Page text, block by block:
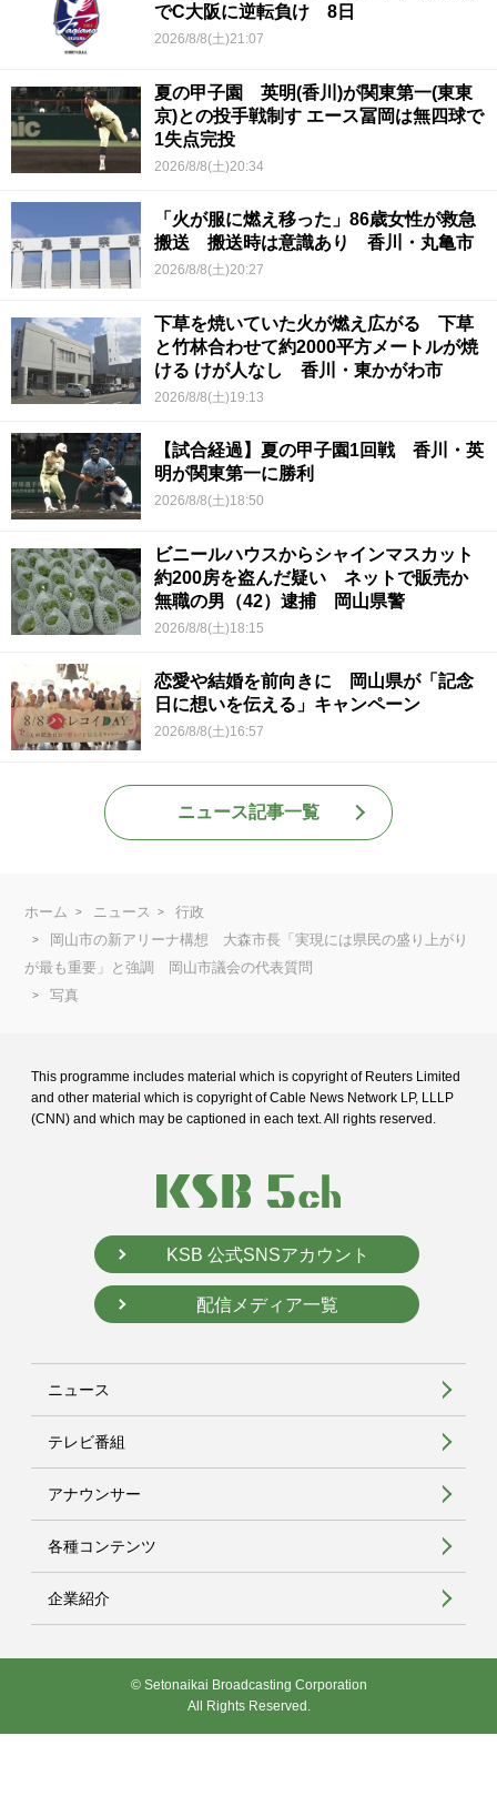
でC大阪に逆転負け 8日
2026/8/8(土)21:07
夏の甲子園 英明(香川)が関東第一(東東
京)との投手戦制す エース冨岡は無四球で
1失点完投
2026/8/8(土)20:34
「火が服に燃え移った」86歳女性が救急
搬送 搬送時は意識あり 香川・丸亀市
2026/8/8(土)20:27
下草を焼いていた火が燃え広がる 下草
と竹林合わせて約2000平方メートルが焼
ける けが人なし 香川・東かがわ市
2026/8/8(土)19:13
【試合経過】夏の甲子園1回戦 香川・英
明が関東第一に勝利
2026/8/8(土)18:50
ビニールハウスからシャインマスカット
約200房を盗んだ疑い ネットで販売か
無職の男（42）逮捕 岡山県警
2026/8/8(土)18:15
恋愛や結婚を前向きに 岡山県が「記念
日に想いを伝える」キャンペーン
2026/8/8(土)16:57
ニュース記事一覧
ホーム ニュース
行政
岡山市の新アリーナ構想 大森市長「実現には県民の盛り上がり
が最も重要」と強調 岡山市議会の代表質問
写真
This programme includes material which is copyright of Reuters Limited
and other material which is copyright of Cable News Network LP, LLLP
(CNN) and which may be captioned in each text. All rights reserved.
KSB 公式SNSアカウント
配信メディア一覧
ニュース
テレビ番組
アナウンサー
各種コンテンツ
企業紹介
© Setonaikai Broadcasting Corporation
All Rights Reserved.